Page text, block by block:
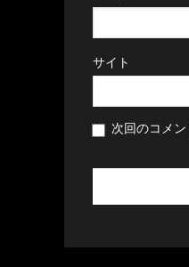
サイト
次回のコメ